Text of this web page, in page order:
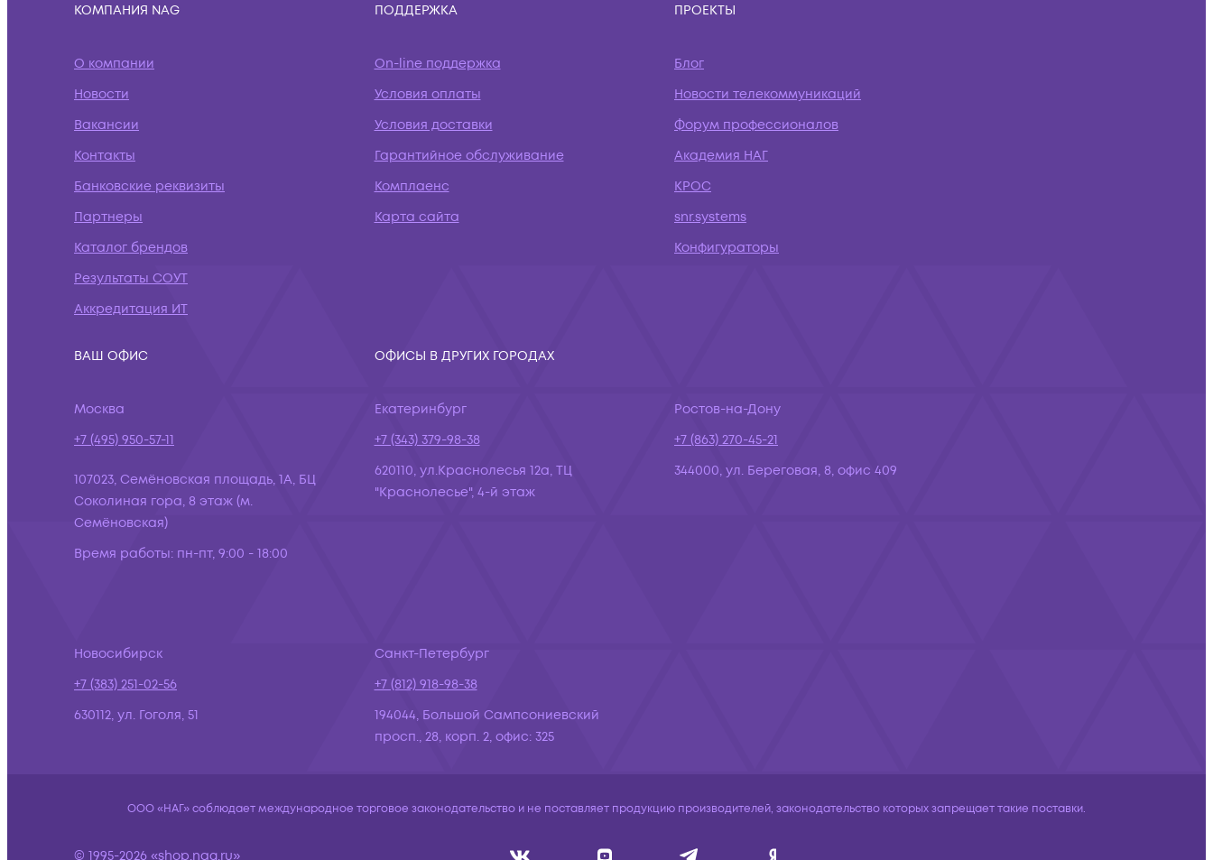
КОМПАНИЯ NAG
О компании
Новости
Вакансии
Контакты
Банковские реквизиты
Партнеры
Каталог брендов
Результаты СОУТ
Аккредитация ИТ
ПОДДЕРЖКА
On-line поддержка
Условия оплаты
Условия доставки
Гарантийное обслуживание
Комплаенс
Карта сайта
ПРОЕКТЫ
Блог
Новости телекоммуникаций
Форум профессионалов
Академия НАГ
КРОС
snr.systems
Конфигураторы
ВАШ ОФИС
Москва
+7 (495) 950-57-11
107023, Семёновская площадь, 1А, БЦ
Соколиная гора, 8 этаж (м.
Семёновская)
Время работы: пн-пт, 9:00 - 18:00
ОФИСЫ В ДРУГИХ ГОРОДАХ
Екатеринбург
+7 (343) 379-98-38
620110, ул.Краснолесья 12а, ТЦ
"Краснолесье", 4-й этаж
Ростов-на-Дону
+7 (863) 270-45-21
344000, ул. Береговая, 8, офис 409
Новосибирск
+7 (383) 251-02-56
630112, ул. Гоголя, 51
Санкт-Петербург
+7 (812) 918-98-38
194044, Большой Сампсониевский
просп., 28, корп. 2, офис: 325
ООО «НАГ» соблюдает международное торговое законодательство и не поставляет продукцию производителей, законодательство которых запрещает такие поставки.
© 1995-2026 «shop.nag.ru»